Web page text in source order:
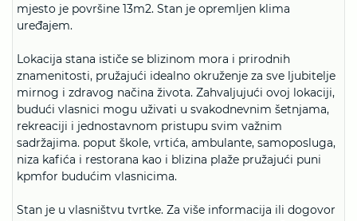
mjesto je površine 13m2. Stan je opremljen klima
uređajem.
Lokacija stana ističe se blizinom mora i prirodnih
znamenitosti, pružajući idealno okruženje za sve ljubitelje
mirnog i zdravog načina života. Zahvaljujući ovoj lokaciji,
budući vlasnici mogu uživati u svakodnevnim šetnjama,
rekreaciji i jednostavnom pristupu svim važnim
sadržajima. poput škole, vrtića, ambulante, samoposluga,
niza kafića i restorana kao i blizina plaže pružajući puni
kpmfor budućim vlasnicima.
Stan je u vlasništvu tvrtke. Za više informacija ili dogovor